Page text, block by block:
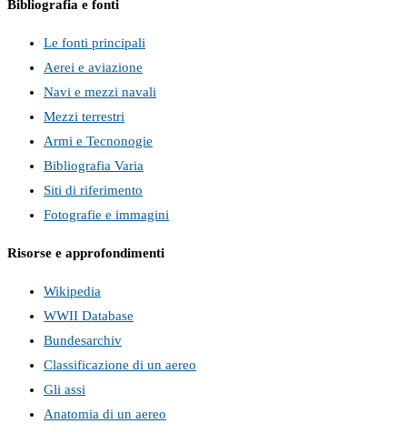
Bibliografia e fonti
Le fonti principali
Aerei e aviazione
Navi e mezzi navali
Mezzi terrestri
Armi e Tecnonogie
Bibliografia Varia
Siti di riferimento
Fotografie e immagini
Risorse e approfondimenti
Wikipedia
WWII Database
Bundesarchiv
Classificazione di un aereo
Gli assi
Anatomia di un aereo